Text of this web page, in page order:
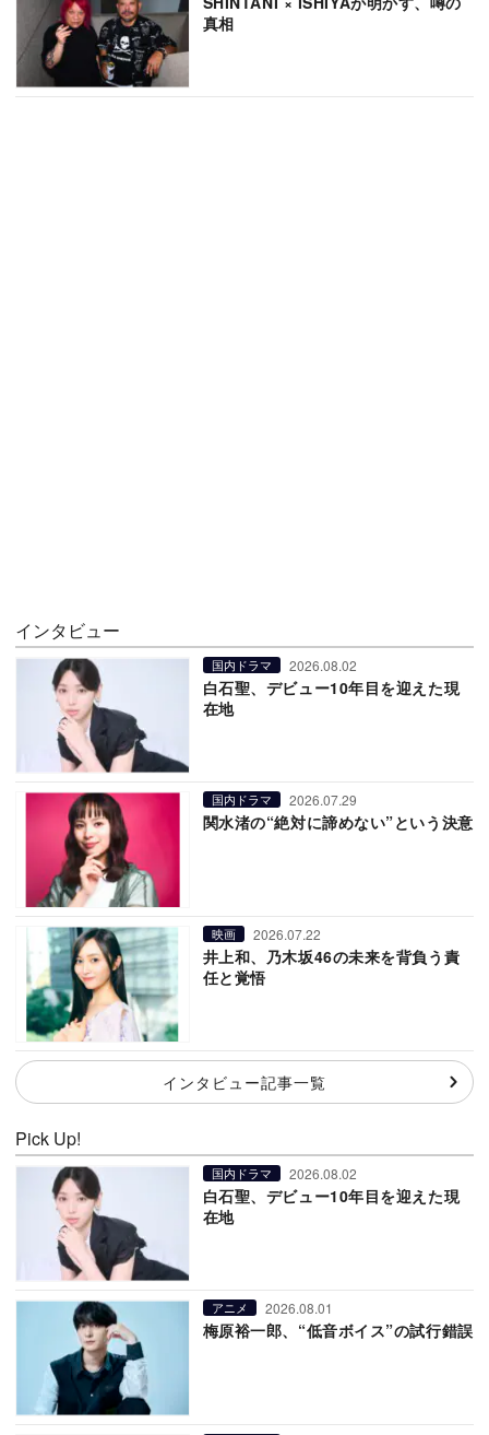
真相
インタビュー
国内ドラマ 2026.08.02
白石聖、デビュー10年目を迎えた現
在地
国内ドラマ 2026.07.29
関水渚の“絶対に諦めない”という決意
映画 2026.07.22
井上和、乃木坂46の未来を背負う責
任と覚悟
インタビュー記事一覧
Pick Up!
国内ドラマ 2026.08.02
白石聖、デビュー10年目を迎えた現
在地
アニメ 2026.08.01
梅原裕一郎、“低音ボイス”の試行錯誤